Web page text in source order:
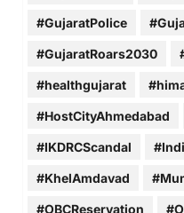
#GujaratPolice
#GujaratRoars2030
#healthgujarat
#HostCityAhmedabad
#IKDRCScandal
#KhelAmdavad
#OBCReservation